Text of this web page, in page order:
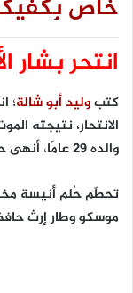
خاص
انتحر بشار
كتبوليد أبو شالة؛
والده 29 عامًا، أنهى حكم عائلة الأسد بيده.
تحطّم حُلم أنيسة
موسكو وطار إرث